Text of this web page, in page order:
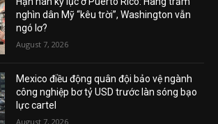
nghìn dân Mỹ “kêu trời”, Washington vẫn
ngó lơ?
August 7, 2026
Mexico điều động quân đội bảo vệ ngành
công nghiệp bơ tỷ USD trước làn sóng bạo
lực cartel
August 7, 2026